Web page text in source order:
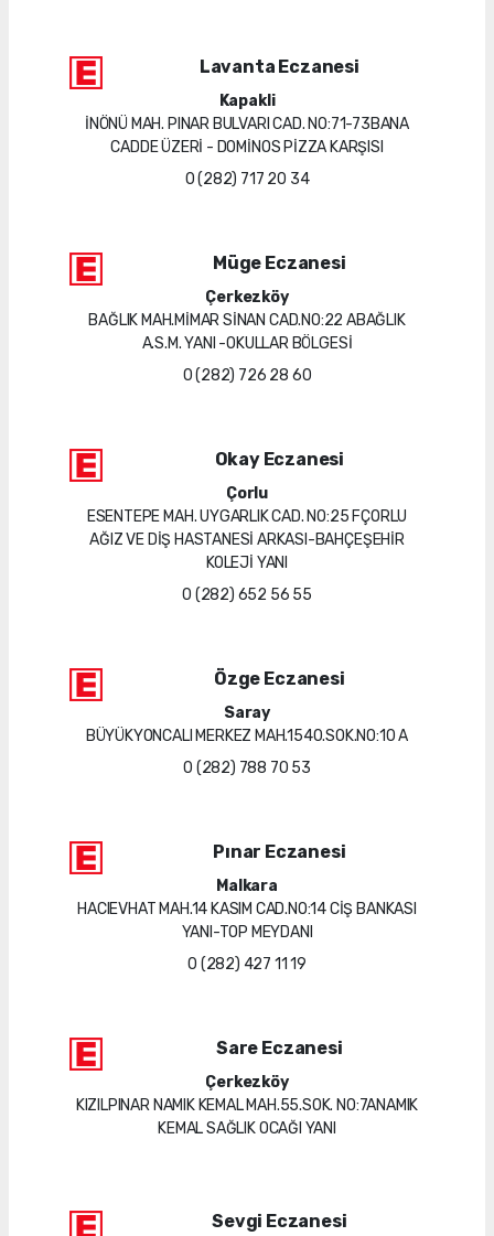
Lavanta Eczanesi
Kapakli
İNÖNÜ MAH. PINAR BULVARI CAD. NO:71-73BANA
CADDE ÜZERİ - DOMİNOS PİZZA KARŞISI
0 (282) 717 20 34
Müge Eczanesi
Çerkezköy
BAĞLIK MAH.MİMAR SİNAN CAD.NO:22 ABAĞLIK
A.S.M. YANI -OKULLAR BÖLGESİ
0 (282) 726 28 60
Okay Eczanesi
Çorlu
ESENTEPE MAH. UYGARLIK CAD. NO:25 FÇORLU
AĞIZ VE DİŞ HASTANESİ ARKASI-BAHÇEŞEHİR
KOLEJİ YANI
0 (282) 652 56 55
Özge Eczanesi
Saray
BÜYÜKYONCALI MERKEZ MAH.1540.SOK.NO:10 A
0 (282) 788 70 53
Pınar Eczanesi
Malkara
HACIEVHAT MAH.14 KASIM CAD.NO:14 CİŞ BANKASI
YANI-TOP MEYDANI
0 (282) 427 11 19
Sare Eczanesi
Çerkezköy
KIZILPINAR NAMIK KEMAL MAH.55.SOK. NO:7ANAMIK
KEMAL SAĞLIK OCAĞI YANI
Sevgi Eczanesi